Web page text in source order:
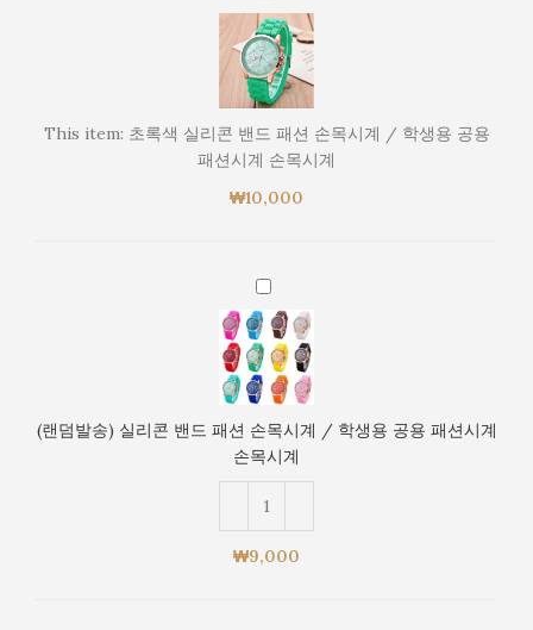
록
색
실
리
밴
드
패
목
계
/
학
생
용
공
용
패
션
시
This item: 초록색 실리콘 밴드 패션 손목시계 / 학생용 공용
패션시계 손목시계
₩10,000
(랜
덤
발
송)
실
콘
밴
션
손
(랜덤발송) 실리콘 밴드 패션 손목시계 / 학생용 공용 패션시계
손목시계
₩9,000